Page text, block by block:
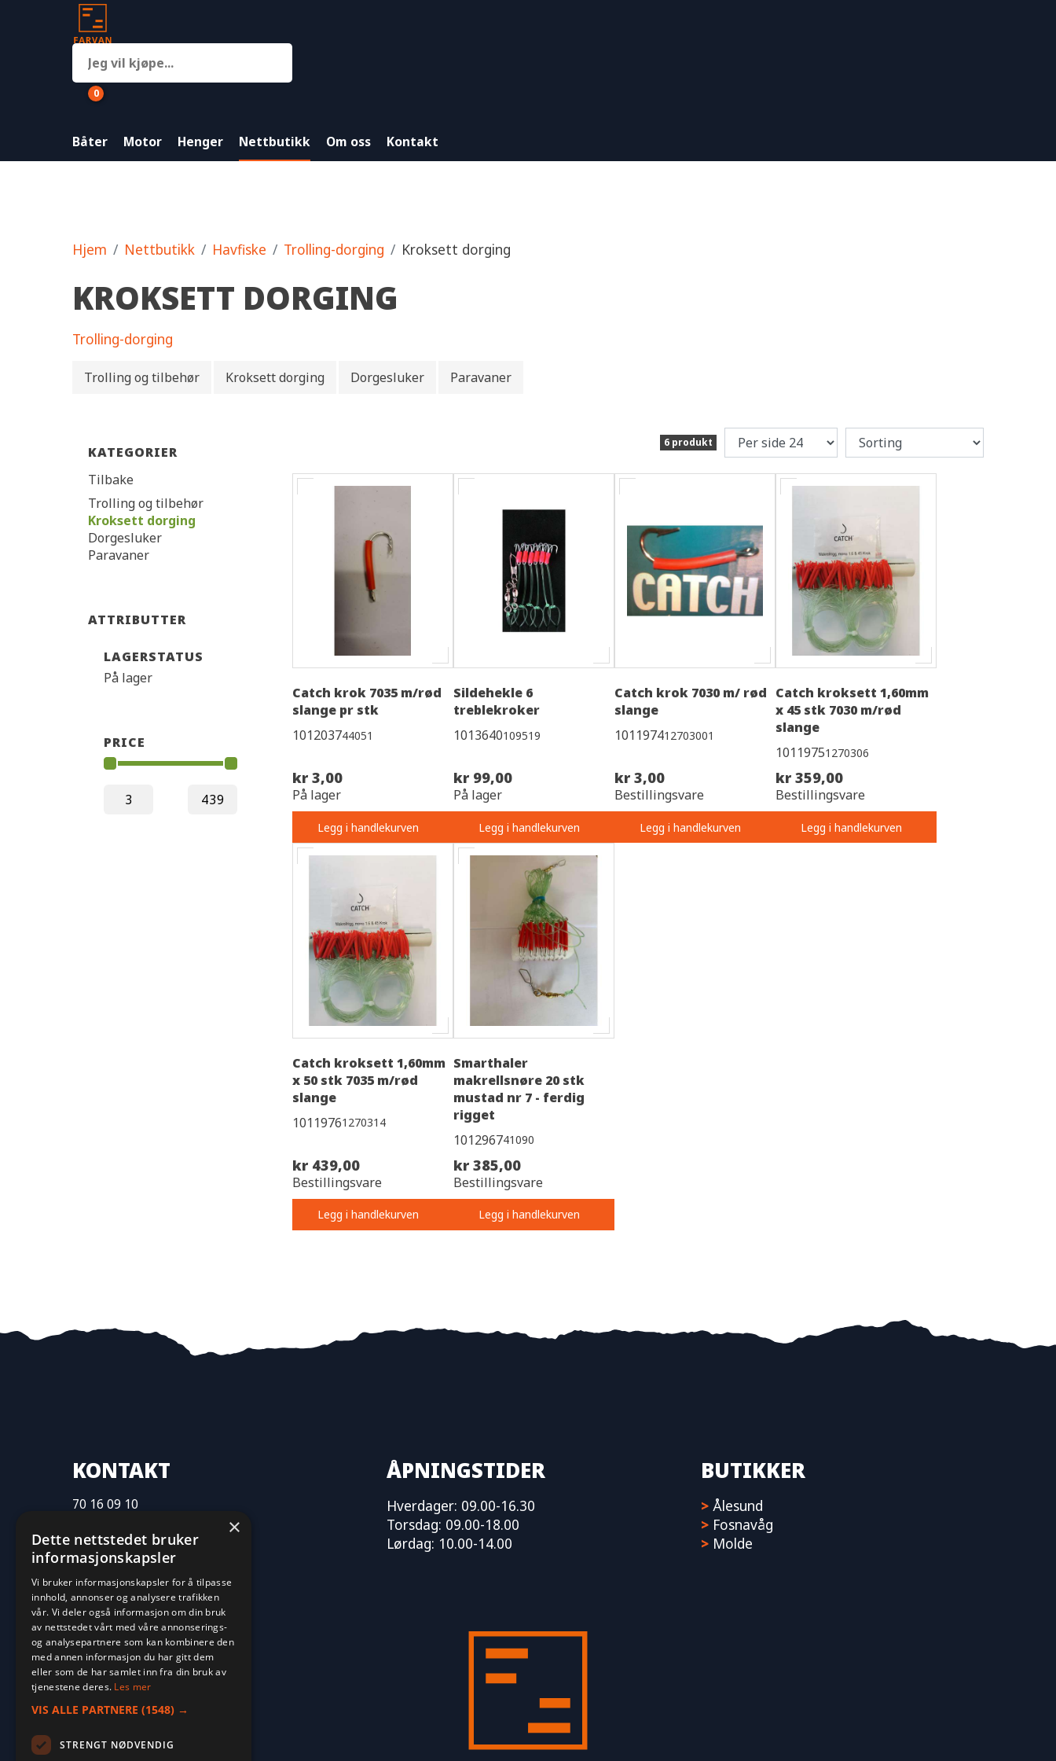
0
Båter Motor Henger Nettbutikk Om oss Kontakt
Hjem Nettbutikk Havfiske Trolling-dorging Kroksett dorging
KROKSETT DORGING
Trolling-dorging
Trolling og tilbehør Kroksett dorging Dorgesluker Paravaner
KATEGORIER
Tilbake
Trolling og tilbehør
Kroksett dorging
Dorgesluker
Paravaner
ATTRIBUTTER
LAGERSTATUS
På lager
PRICE
6 produkt
Catch krok 7035 m/rød
slange pr stk
101203744051
kr 3,00
På lager
Legg i handlekurven
Sildehekle 6
treblekroker
1013640109519
kr 99,00
På lager
Legg i handlekurven
Catch krok 7030 m/ rød
slange
101197412703001
kr 3,00
Bestillingsvare
Legg i handlekurven
Catch kroksett 1,60mm
x 45 stk 7030 m/rød
slange
10119751270306
kr 359,00
Bestillingsvare
Legg i handlekurven
Catch kroksett 1,60mm
x 50 stk 7035 m/rød
slange
10119761270314
kr 439,00
Bestillingsvare
Legg i handlekurven
Smarthaler
makrellsnøre 20 stk
mustad nr 7 - ferdig
rigget
101296741090
kr 385,00
Bestillingsvare
Legg i handlekurven
KONTAKT
70 16 09 10
fritid@farvan.no
ÅPNINGSTIDER
Hverdager: 09.00-16.30
Torsdag: 09.00-18.00
Lørdag: 10.00-14.00
BUTIKKER
> Ålesund
> Fosnavåg
> Molde
×
Dette nettstedet bruker
informasjonskapsler
Vi bruker informasjonskapsler for å tilpasse
innhold, annonser og analysere trafikken
vår. Vi deler også informasjon om din bruk
av nettstedet vårt med våre annonserings-
og analysepartnere som kan kombinere den
med annen informasjon du har gitt dem
eller som de har samlet inn fra din bruk av
tjenestene deres. Les mer
VIS ALLE PARTNERE (1548) →
STRENGT NØDVENDIG